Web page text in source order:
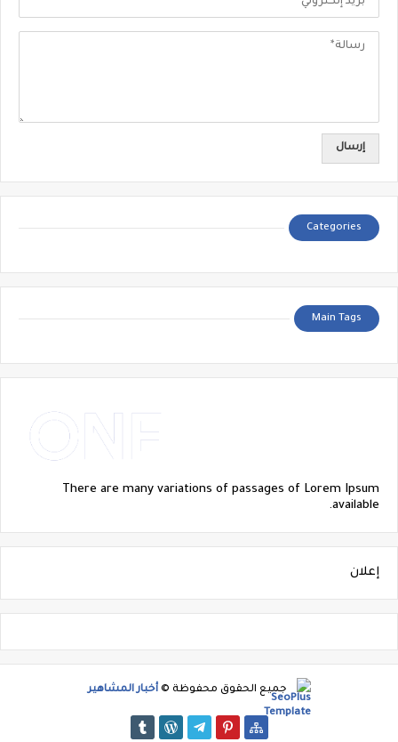
Categories
Main Tags
There are many variations of passages of Lorem Ipsum
available.
إعلان
جميع الحقوق محفوظة © أخبار المشاهير